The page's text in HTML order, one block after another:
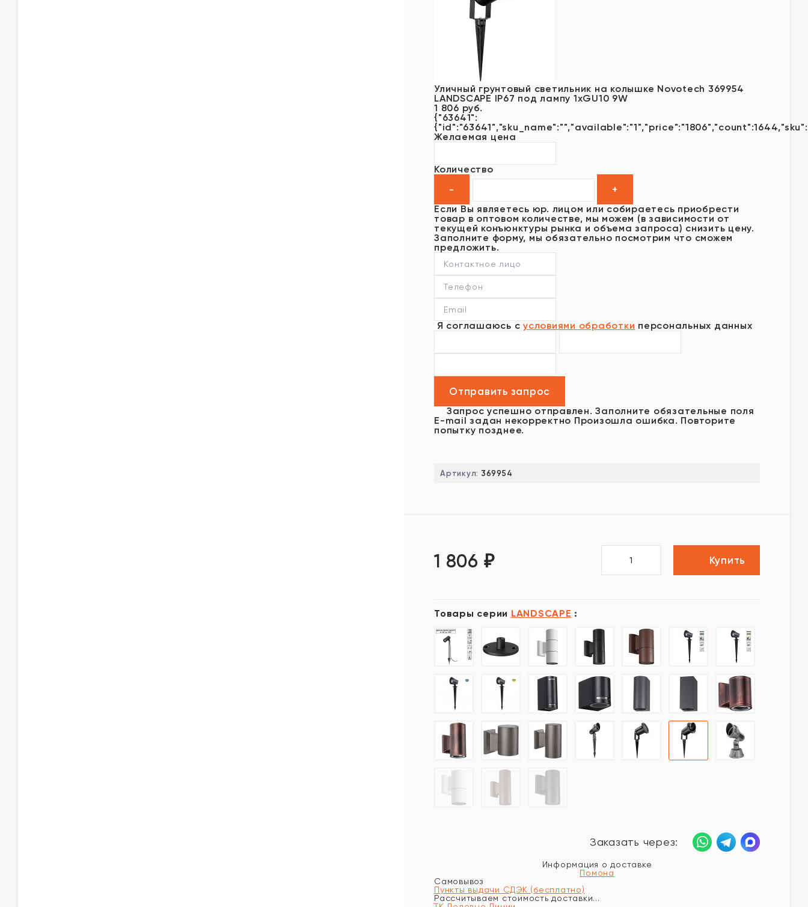
Уличный грунтовый светильник на колышке Novotech 369954
LANDSCAPE IP67 под лампу 1xGU10 9W
1 806 руб.
{"63641":
Желаемая цена
Количество
Если Вы являетесь юр. лицом или собираетесь приобрести
товар в оптовом количестве, мы можем (в зависимости от
текущей конъюнктуры рынка и объема запроса) снизить цену.
Заполните форму, мы обязательно посмотрим что сможем
предложить.
Я соглашаюсь с условиями обработки персональных данных
Запрос успешно отправлен. Заполните обязательные поля
E-mail задан некорректно Произошла ошибка. Повторите
попытку позднее.
Артикул: 369954
1 806 ₽ Купить
Товары серии LANDSCAPE :
Заказать через:
Информация о доставке
Помона
Самовывоз
Пункты выдачи СДЭК (бесплатно)
Рассчитываем стоимость доставки...